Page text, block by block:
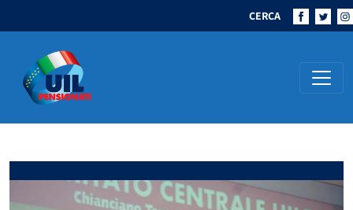
CERCA
Navigazione principale